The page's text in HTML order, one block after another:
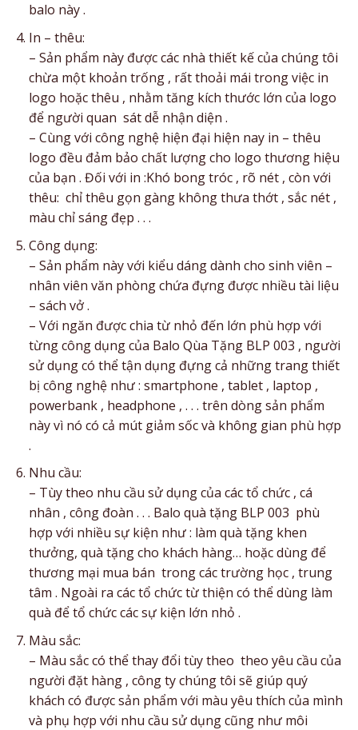
balo này .
In – thêu:
– Sản phẩm này được các nhà thiết kế của chúng tôi
chừa một khoản trống , rất thoải mái trong việc in
logo hoặc thêu , nhằm tăng kích thước lớn của logo
để người quan sát dễ nhận diện .
– Cùng với công nghệ hiện đại hiện nay in – thêu
logo đều đảm bảo chất lượng cho logo thương hiệu
của bạn . Đối với in :Khó bong tróc , rõ nét , còn với
thêu: chỉ thêu gọn gàng không thưa thớt , sắc nét ,
màu chỉ sáng đẹp . . .
Công dụng:
– Sản phẩm này với kiểu dáng dành cho sinh viên –
nhân viên văn phòng chứa đựng được nhiều tài liệu
– sách vở .
– Với ngăn được chia từ nhỏ đến lớn phù hợp với
từng công dụng của Balo Qùa Tặng BLP 003 , người
sử dụng có thể tận dụng đựng cả những trang thiết
bị công nghệ như : smartphone , tablet , laptop ,
powerbank , headphone , . . . trên dòng sản phẩm
này vì nó có cả mút giảm sốc và không gian phù hợp
.
Nhu cầu:
– Tùy theo nhu cầu sử dụng của các tổ chức , cá
nhân , công đoàn . . . Balo quà tặng BLP 003 phù
hợp với nhiều sự kiện như : làm quà tặng khen
thưởng, quà tặng cho khách hàng… hoặc dùng để
thương mại mua bán trong các trường học , trung
tâm . Ngoài ra các tổ chức từ thiện có thể dùng làm
quà để tổ chức các sự kiện lớn nhỏ .
Màu sắc:
– Màu sắc có thể thay đổi tùy theo theo yêu cầu của
người đặt hàng , công ty chúng tôi sẽ giúp quý
khách có được sản phẩm với màu yêu thích của mình
và phụ hợp với nhu cầu sử dụng cũng như môi